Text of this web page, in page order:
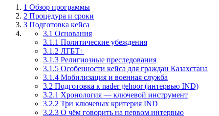
1 Обзор программы
2 Процедура и сроки
3 Подготовка кейса
3.1 Основания
3.1.1 Политические убеждения
3.1.2 ЛГБТ+
3.1.3 Религиозные преследования
3.1.5 Особенности кейса для граждан Казахстана
3.1.4 Мобилизация и военная служба
3.2 Подготовка к nader gehoor (интервью IND)
3.2.1 Хронология — ключевой инструмент
3.2.2 Три ключевых критерия IND
3.2.3 О чём говорить на первом интервью